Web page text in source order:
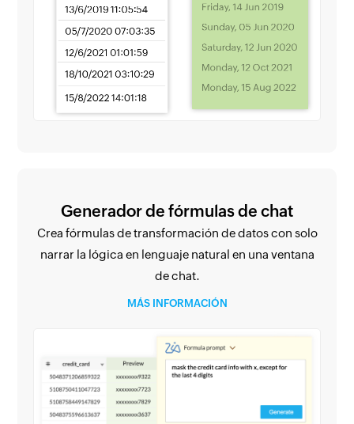
Generador de fórmulas de chat
Crea fórmulas de transformación de datos con solo
narrar la lógica en lenguaje natural en una ventana
de chat.
MÁS INFORMACIÓN